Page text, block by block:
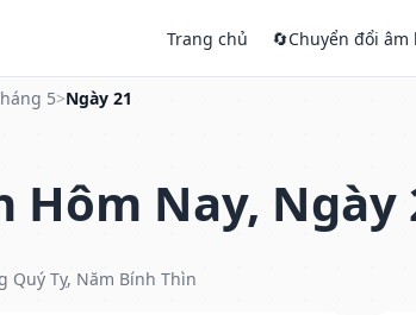
Trang chủ 🔄Chuyển đổi âm
5>Ngày 21
Hôm Nay, Ngày
Quý Tỵ, Năm Bính Thìn